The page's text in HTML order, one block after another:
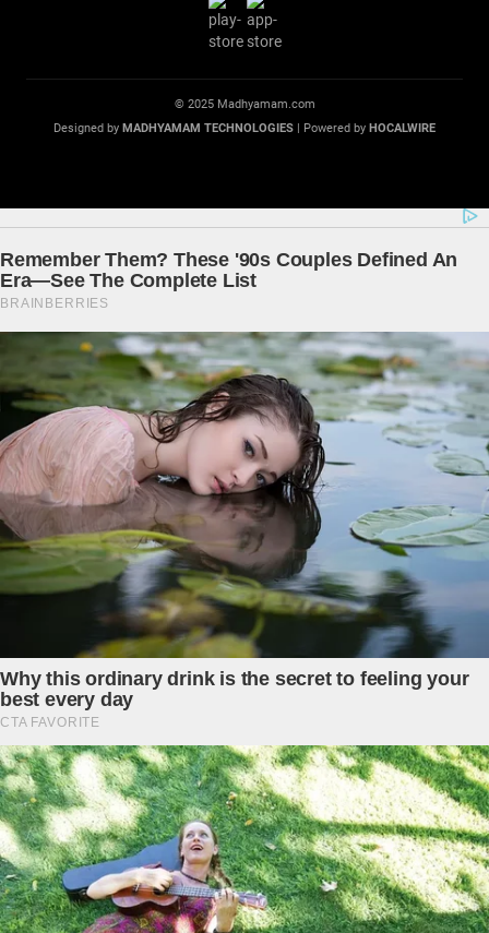
© 2025 Madhyamam.com
Designed by MADHYAMAM TECHNOLOGIES | Powered by HOCALWIRE